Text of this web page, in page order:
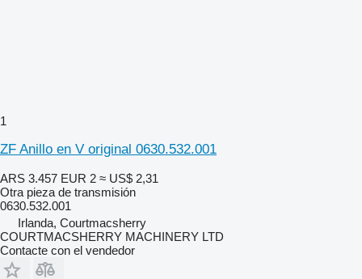
1
ZF Anillo en V original 0630.532.001
ARS 3.457 EUR 2 ≈ US$ 2,31
Otra pieza de transmisión
0630.532.001
Irlanda, Courtmacsherry
COURTMACSHERRY MACHINERY LTD
Contacte con el vendedor